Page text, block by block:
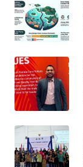
PLN
WATCH
MKLI
LPKKI
LKKI
KOPEKLIN